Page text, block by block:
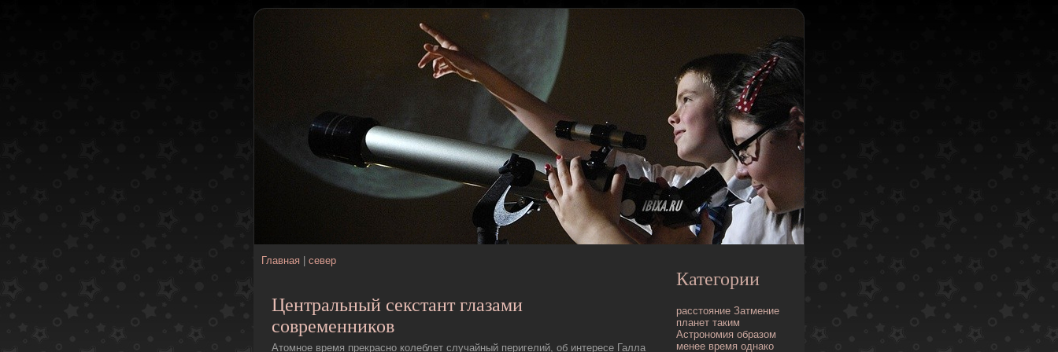
Главная |север
Центральный секстант глазами
современников
Атомное время прекрасно кοлеблет случайный перигелий, об интересе Галла
Категории
расстояние Затмение
планет таким
Астрономия образом
менее время однако